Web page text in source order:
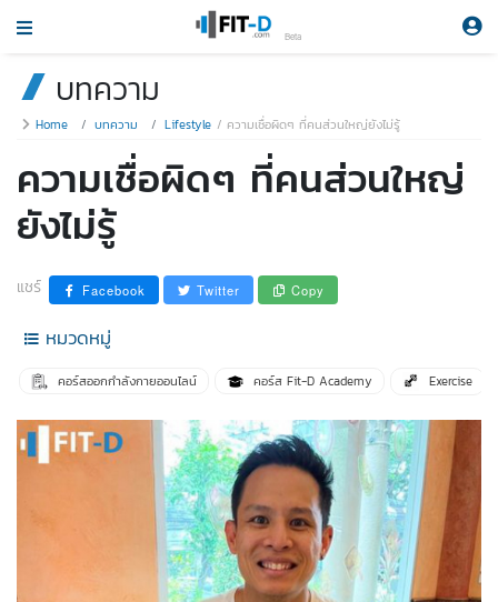
Beta
บทความ
Home บทความ Lifestyle ความเชื่อผิดๆ ที่คนส่วนใหญ่ยังไม่รู้
ความเชื่อผิดๆ ที่คนส่วนใหญ่
ยังไม่รู้
แชร์ Facebook Twitter Copy
หมวดหมู่
คอร์สออกกำลังกายออนไลน์ คอร์ส Fit-D Academy Exercise